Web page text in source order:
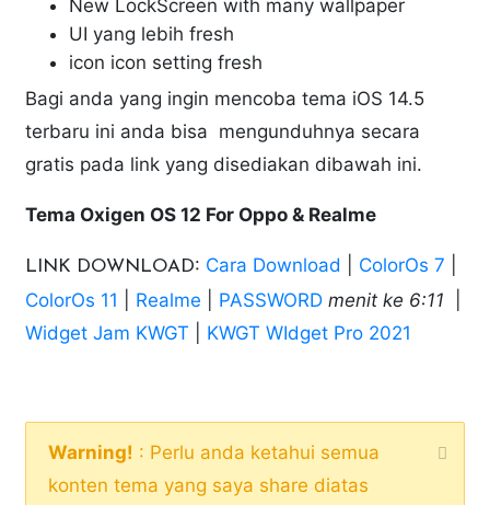
New LockScreen with many wallpaper
UI yang lebih fresh
icon icon setting fresh
Bagi anda yang ingin mencoba tema iOS 14.5
terbaru ini anda bisa mengunduhnya secara
gratis pada link yang disediakan dibawah ini.
Tema Oxigen OS 12 For Oppo & Realme
LINK DOWNLOAD: Cara Download ColorOs 7
ColorOs 11
Realme PASSWORD menit ke 6:11
Widget Jam KWGT
KWGT WIdget Pro 2021
Warning! : Perlu anda ketahui semua
konten tema yang saya share diatas